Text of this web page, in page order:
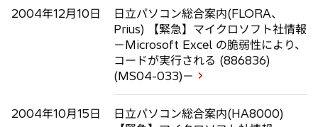
2004年12月10日
日立パソコン総合案内(FLORA、
Prius) 【緊急】マイクロソフト社情報
－Microsoft Excel の脆弱性により、
コードが実行される (886836)
(MS04-033)－
2004年10月15日
日立パソコン総合案内(HA8000)